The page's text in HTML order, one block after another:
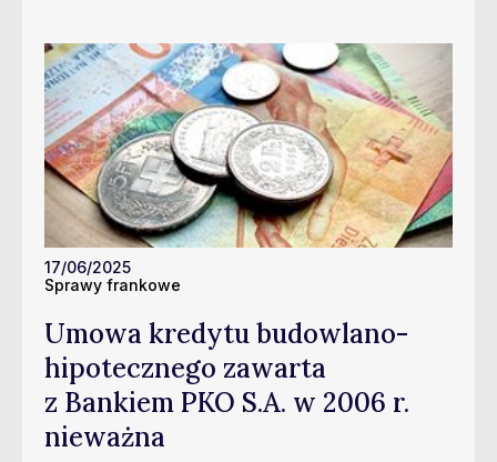
17/06/2025
Sprawy frankowe
Umowa kredytu budowlano-
hipotecznego zawarta
z Bankiem PKO S.A. w 2006 r.
nieważna